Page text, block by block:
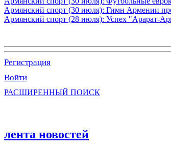
Армянский спорт (30 июля): Гимн Армении
Армянский спорт (28 июля): Успех "Арарат-
Регистрация
Войти
РАСШИРЕННЫЙ ПОИСК
лента новостей